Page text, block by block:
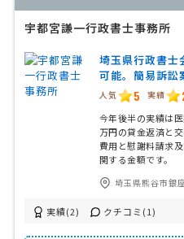
宇都宮謙一行政書士事務所
埼玉県行政書士
可能。簡易訴訟
人気 5 実績
今年後半の実績は
万円の貸金返済と
費用と慰謝料請求
関する金額です。
埼玉県熊谷市
実績(2) クチコミ(1)